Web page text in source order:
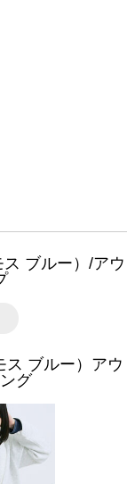
ブルー）/アウ
ス ブルー）アウ
グ